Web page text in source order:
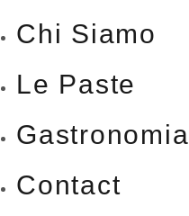
Chi Siamo
Le Paste
Gastronomia
Contact